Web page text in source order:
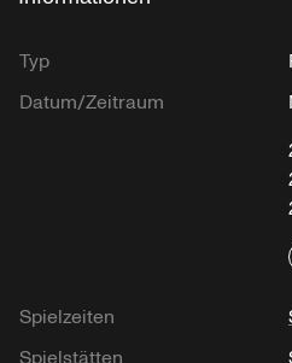
Typ
Datum/Zeitraum
Spielzeiten